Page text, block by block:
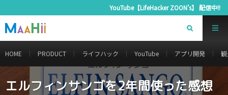
YouTube【LifeHacker ZOON’s】 配信中!!
HOME PRODUCT ライフハック YouTube アプリ開発
エルフィンサンゴを2年間使った感想